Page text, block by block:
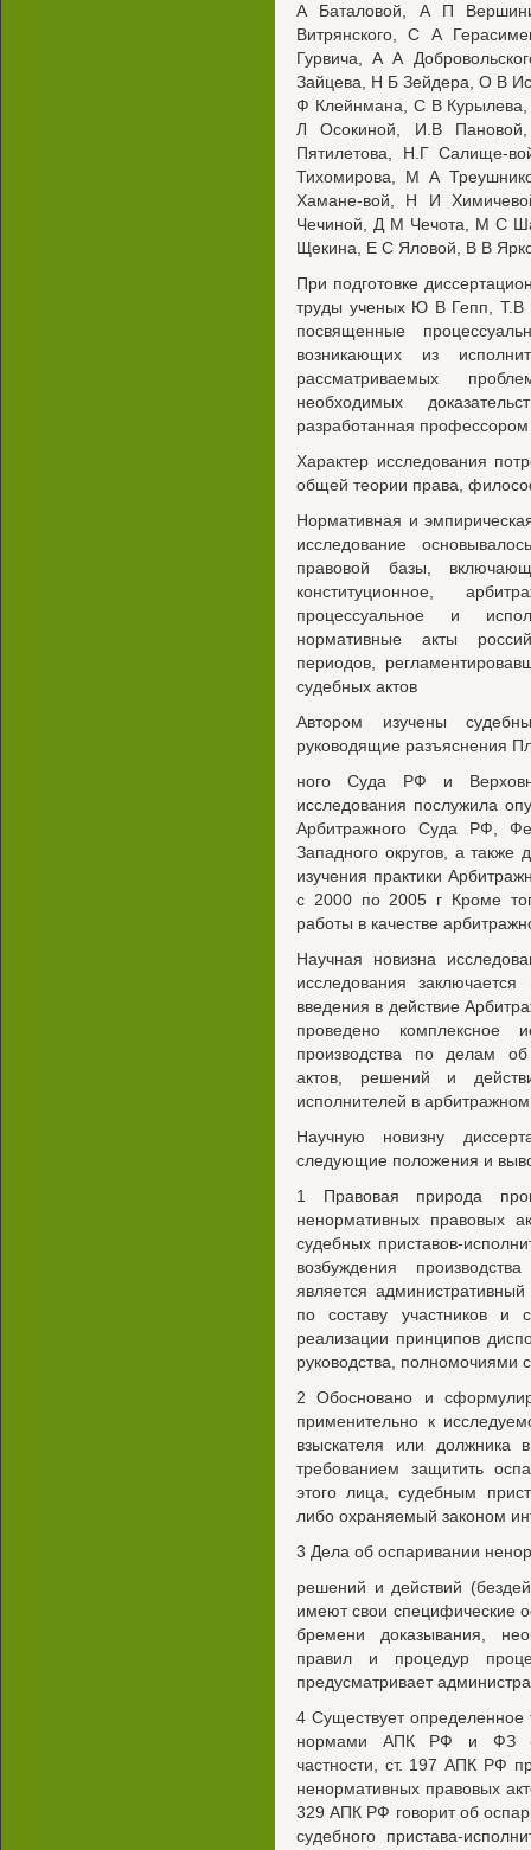
А Баталовой, А П
Витрянского, С А
Гурвича, А А
Зайцева, Н Б Зейдера, О В
Ф Клейнмана, С В
Л Осокиной, И.В
Пятилетова, Н.Г
Тихомирова, М А
Хамане-вой, Н И
Чечиной, Д М Чечота, М С
Щекина, Е С Яловой, В В
При подготовке
труды ученых Ю В Гепп, Т.В
посвященные
возникающих из
рассматриваемых
необходимых
разработанная
Характер исследования
общей теории права,
Нормативная и
исследование
правовой базы,
конституционное,
процессуальное и
нормативные акты
периодов,
судебных актов
Автором изучены
руководящие разъяснения
ного Суда РФ и
исследования послужила
Арбитражного Суда РФ,
Западного округов, а также
изучения практики
с 2000 по 2005 г Кроме
работы в качестве
Научная новизна
исследования
введения в действие
проведено комплексное
производства по делам
актов, решений и
исполнителей в
Научную новизну
следующие положения и
1 Правовая природа
ненормативных правовых
судебных приставов-
возбуждения
является
по составу участников и
реализации принципов
руководства, полномочиями
2 Обосновано и
применительно к
взыскателя или должника
требованием защитить
этого лица, судебным
либо охраняемый законом
3 Дела об оспаривании
решений и действий
имеют свои специфические
бремени доказывания,
правил и процедур
предусматривает
4 Существует определенное
нормами АПК РФ и ФЗ
частности, ст. 197 АПК РФ
ненормативных правовых
329 АПК РФ говорит об
судебного пристава-